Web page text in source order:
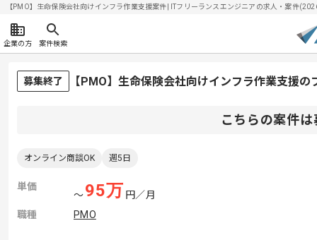
【PMO】生命保険会社向けインフラ作業支援案件| ITフリーランスエンジニアの求人・案件
企業の方 案件検索
募集終了 【PMO】生命保険会社向けインフラ作業支援
こちらの案件
オンライン商談OK 週5日
単価
〜95万 円／月
職種
PMO